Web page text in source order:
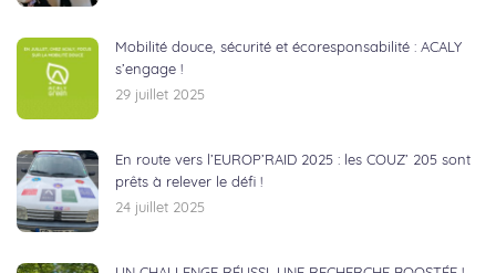
Mobilité douce, sécurité et écoresponsabilité : ACALY
s’engage !
29 juillet 2025
En route vers l’EUROP’RAID 2025 : les COUZ’ 205 sont
prêts à relever le défi !
24 juillet 2025